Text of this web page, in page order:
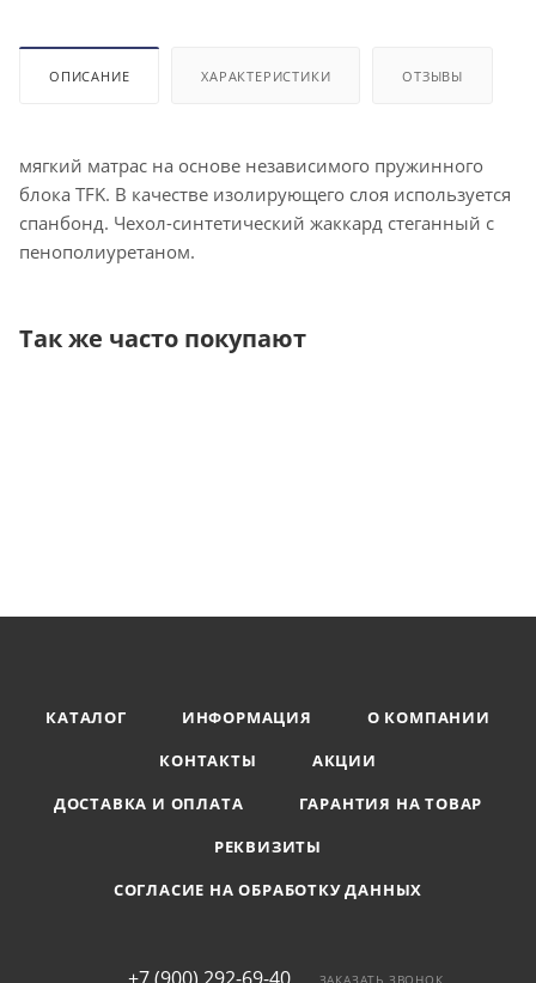
ОПИСАНИЕ ХАРАКТЕРИСТИКИ ОТЗЫВЫ
мягкий матрас на основе независимого пружинного
блока TFK. В качестве изолирующего слоя используется
спанбонд. Чехол-синтетический жаккард стеганный с
пенополиуретаном.
Так же часто покупают
КАТАЛОГ ИНФОРМАЦИЯ
О КОМПАНИИ
КОНТАКТЫ
АКЦИИ
ДОСТАВКА И ОПЛАТА
ГАРАНТИЯ НА ТОВАР
РЕКВИЗИТЫ
СОГЛАСИЕ НА ОБРАБОТКУ ДАННЫХ
ЗАКАЗАТЬ ЗВОНОК